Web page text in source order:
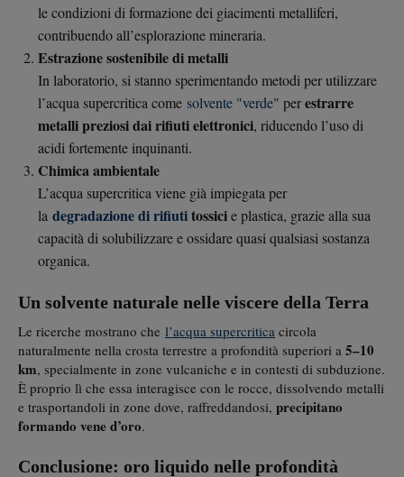
le condizioni di formazione dei giacimenti metalliferi,
contribuendo all’esplorazione mineraria.
Estrazione sostenibile di metalli
In laboratorio, si stanno sperimentando metodi per utilizzare
l’acqua supercritica come solvente "verde" perestrarre
metalli preziosi dai rifiuti elettronici, riducendo l’uso di
acidi fortemente inquinanti.
Chimica ambientale
L’acqua supercritica viene già impiegata per
ladegradazione di rifiutitossicie plastica, grazie alla sua
capacità di solubilizzare e ossidare quasi qualsiasi sostanza
organica.
Un solvente naturale nelle viscere della Terra
Le ricerche mostrano che l’acqua supercritica circola
naturalmente nella crosta terrestre a profondità superiori a 5–10
km, specialmente in zone vulcaniche e in contesti di subduzione.
È proprio lì che essa interagisce con le rocce, dissolvendo metalli
e trasportandoli in zone dove, raffreddandosi, precipitano
formando vene d’oro.
Conclusione: oro liquido nelle profondità